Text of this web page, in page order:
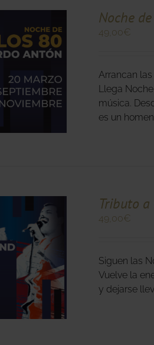
Noche
49,00€
Arrancan
Llega
música.
es un
Tributo
49,00€
Siguen las
Vuelve la
y dejarse